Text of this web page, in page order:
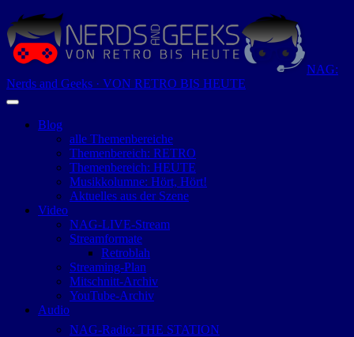
NAG:
Nerds and Geeks · VON RETRO BIS HEUTE
Blog
alle Themenbereiche
Themenbereich: RETRO
Themenbereich: HEUTE
Musikkolumne: Hört, Hört!
Aktuelles aus der Szene
Video
NAG-LIVE-Stream
Streamformate
Retroblah
Streaming-Plan
Mitschnitt-Archiv
YouTube-Archiv
Audio
NAG-Radio: THE STATION